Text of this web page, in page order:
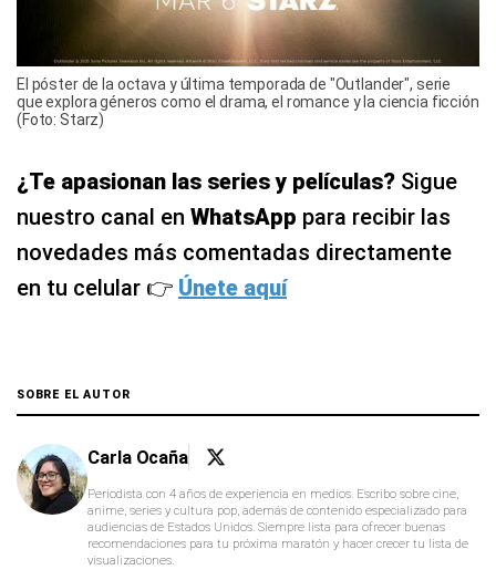
El póster de la octava y última temporada de "Outlander", serie
que explora géneros como el drama, el romance y la ciencia ficción
(Foto: Starz)
¿Te apasionan las series y películas? Sigue
nuestro canal en WhatsApp para recibir las
novedades más comentadas directamente
en tu celular 👉 Únete aquí
SOBRE EL AUTOR
Carla Ocaña
Periodista con 4 años de experiencia en medios. Escribo sobre cine,
anime, series y cultura pop, además de contenido especializado para
audiencias de Estados Unidos. Siempre lista para ofrecer buenas
recomendaciones para tu próxima maratón y hacer crecer tu lista de
visualizaciones.